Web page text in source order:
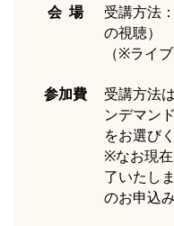
会 場
受講方法
の視聴）
（※ライ
参加費
受講方法
ンデマン
をお選び
※なお現
了いたし
のお申込